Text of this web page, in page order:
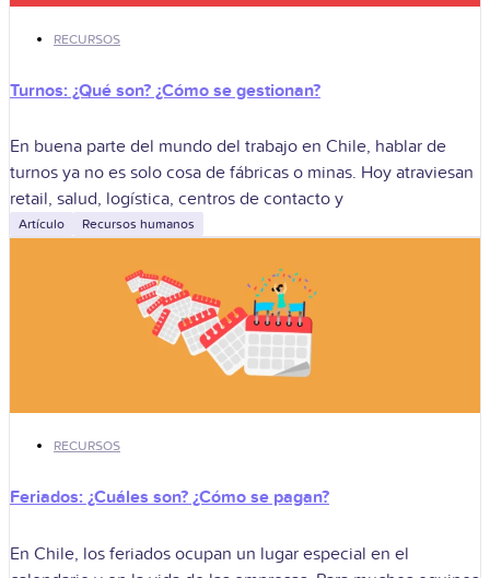
RECURSOS
Turnos: ¿Qué son? ¿Cómo se gestionan?
En buena parte del mundo del trabajo en Chile, hablar de
turnos ya no es solo cosa de fábricas o minas. Hoy atraviesan
retail, salud, logística, centros de contacto y
Artículo Recursos humanos
RECURSOS
Feriados: ¿Cuáles son? ¿Cómo se pagan?
En Chile, los feriados ocupan un lugar especial en el